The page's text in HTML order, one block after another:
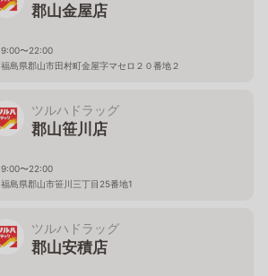
郡山金屋店
9:00〜22:00
福島県郡山市田村町金屋字マセロ２０番地２
ツルハドラッグ
郡山笹川店
9:00〜22:00
福島県郡山市笹川三丁目25番地1
ツルハドラッグ
郡山安積店